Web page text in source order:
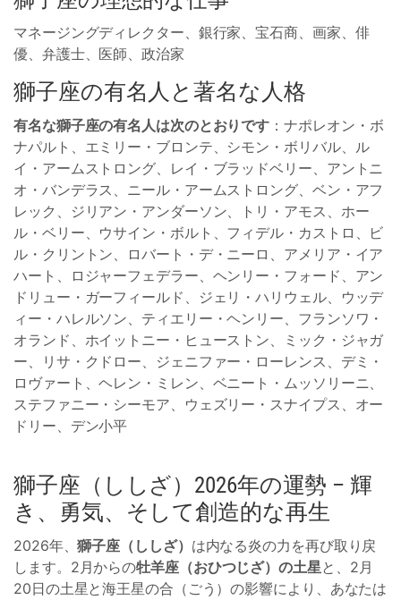
マネージングディレクター、銀行家、宝石商、画家、俳
優、弁護士、医師、政治家
獅子座の有名人と著名な人格
有名な獅子座の有名人は次のとおりです ：ナポレオン・ボ
ナパルト、エミリー・ブロンテ、シモン・ボリバル、ル
イ・アームストロング、レイ・ブラッドベリー、アントニ
オ・バンデラス、ニール・アームストロング、ベン・アフ
レック、ジリアン・アンダーソン、トリ・アモス、ホー
ル・ベリー、ウサイン・ボルト、フィデル・カストロ、ビ
ル・クリントン、ロバート・デ・ニーロ、アメリア・イア
ハート、ロジャーフェデラー、ヘンリー・フォード、アン
ドリュー・ガーフィールド、ジェリ・ハリウェル、ウッデ
ィー・ハレルソン、ティエリー・ヘンリー、フランソワ・
オランド、ホイットニー・ヒューストン、ミック・ジャガ
ー、リサ・クドロー、ジェニファー・ローレンス、デミ・
ロヴァート、ヘレン・ミレン、ベニート・ムッソリーニ、
ステファニー・シーモア、ウェズリー・スナイプス、オー
ドリー、デン小平
獅子座（ししざ）2026年の運勢 – 輝
き、勇気、そして創造的な再生
2026年、獅子座（ししざ） は内なる炎の力を再び取り戻
します。2月からの牡羊座（おひつじざ）の土星と、2月
20日の土星と海王星の合（ごう）の影響により、あなたは